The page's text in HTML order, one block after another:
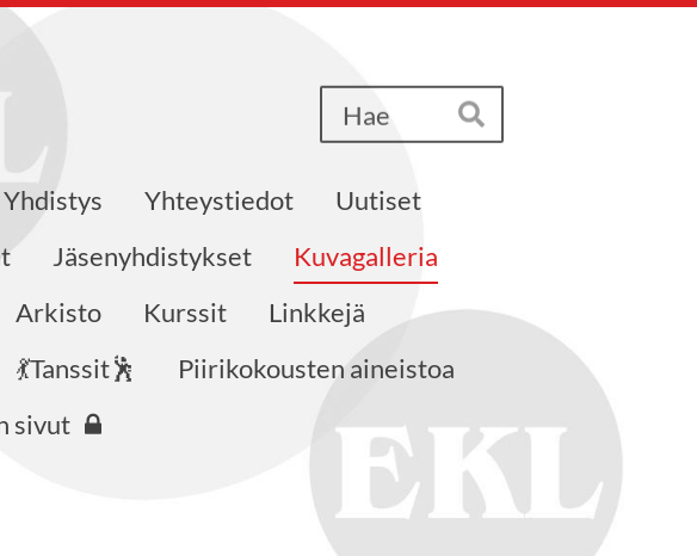
Hae
Yhdistys Yhteystiedot
Uutiset
Jäsenyhdistykset
Kuvagalleria
Arkisto Kurssit
Linkkejä
💃Tanssit🕺
Piirikokousten aineistoa
sivut